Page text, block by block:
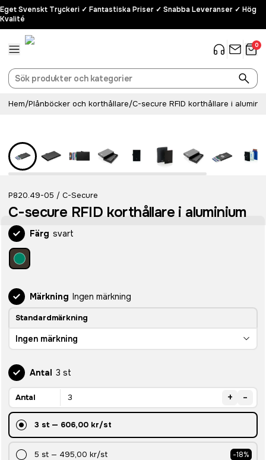
Eget Svenskt Tryckeri ✓ Fantastiska Priser ✓ Snabba Leveranser ✓ Hög
Kvalité
0
Hem/Plånböcker och korthållare/C-secure RFID korthållare i
P820.49-05 / C-Secure
C-secure RFID korthållare i aluminium
Färg svart
Märkning Ingen märkning
Standardmärkning
Ingen märkning
Antal 3 st
Antal + -
3 st— 606,00 kr/st
5 st — 495,00 kr/st -18%